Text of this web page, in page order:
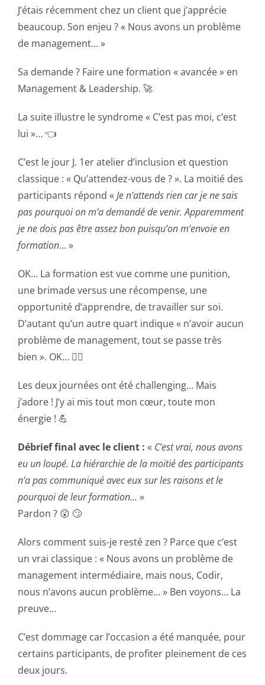
J’étais récemment chez un client que j’apprécie
beaucoup. Son enjeu ? « Nous avons un problème
de management… »
Sa demande ? Faire une formation « avancée » en
Management & Leadership. 🚀
La suite illustre le syndrome « C’est pas moi, c’est
lui »… 👈
C’est le jour J. 1er atelier d’inclusion et question
classique : « Qu’attendez-vous de ? ». La moitié des
participants répond « Je n’attends rien car je ne sais
pas pourquoi on m’a demandé de venir. Apparemment
je ne dois pas être assez bon puisqu’on m’envoie en
formation… »
OK… La formation est vue comme une punition,
une brimade versus une récompense, une
opportunité d’apprendre, de travailler sur soi.
D’autant qu’un autre quart indique « n’avoir aucun
problème de management, tout se passe très
bien ». OK… 🤦‍♂️
Les deux journées ont été challenging… Mais
j’adore ! J’y ai mis tout mon cœur, toute mon
énergie ! 💪
Débrief final avec le client : « C’est vrai, nous avons
eu un loupé. La hiérarchie de la moitié des participants
n’a pas communiqué avec eux sur les raisons et le
pourquoi de leur formation… »
Pardon ? 😲 🙄
Alors comment suis-je resté zen ? Parce que c’est
un vrai classique : « Nous avons un problème de
management intermédiaire, mais nous, Codir,
nous n’avons aucun problème… » Ben voyons… La
preuve…
C’est dommage car l’occasion a été manquée, pour
certains participants, de profiter pleinement de ces
deux jours.